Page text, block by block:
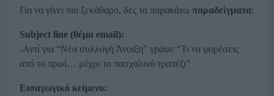
Για να γίνει πιο ξεκάθαρο, δες τα παρακάτω παραδείγματα:
Subject line (θέμα email):
-Αντί για “Νέα συλλογή Άνοιξη” γράψε “Τι να φορέσεις
από το πρωί… μέχρι το πασχαλινό τραπέζι”
Εισαγωγικό κείμενο: